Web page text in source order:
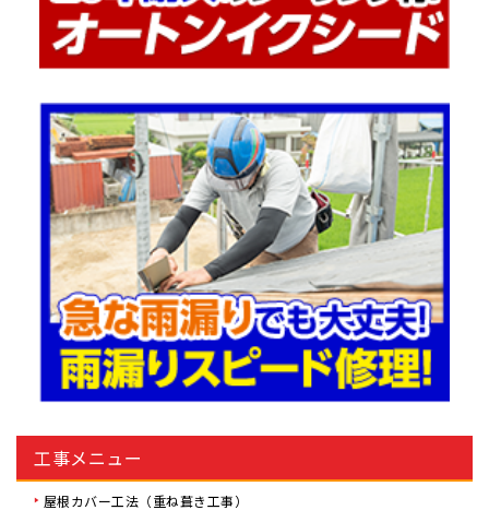
工事メニュー
屋根カバー工法（重ね葺き工事）